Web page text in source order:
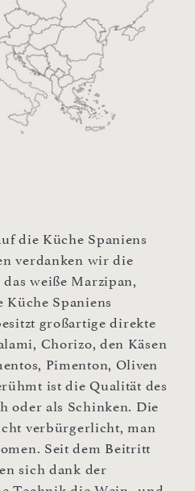
die Küche Spaniens
verdanken wir die
weiße Marzipan,
Spaniens
großartige direkte
Chorizo, den Käsen
Pimenton, Oliven
ist die Qualität des
oder als Schinken. Die
verbürgerlicht, man
Seit dem Beitritt
sich dank der